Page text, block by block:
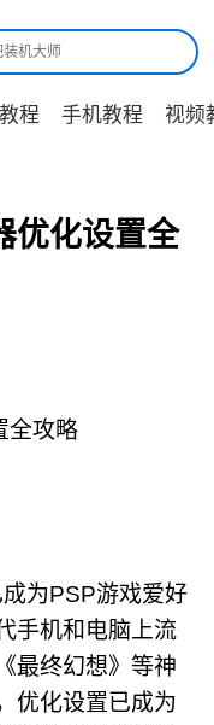
程 手机教程 视频
优化设置全
全攻略
为PSP游戏爱好
手机和电脑上流
最终幻想》等神
优化设置已成为